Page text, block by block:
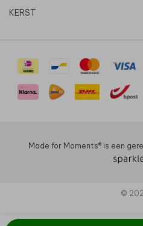
KERST
Made for Moments®️ is een
©